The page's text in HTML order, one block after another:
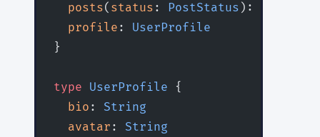
  posts
( status : PostStatus ): [
  profile
: UserProfile
}
type UserProfile {
  bio
: String
  avatar
: String